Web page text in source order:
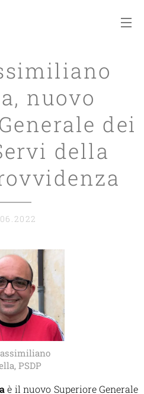
nuovo
dei
della
PSDP
è il nuovo Superiore Generale